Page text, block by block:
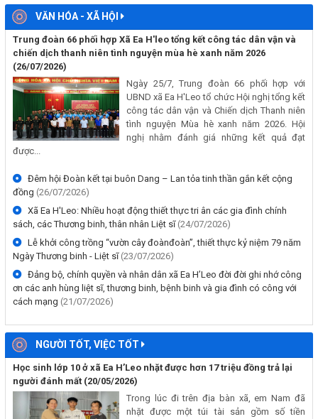
H’Leo
(30/06/2026, 00:00)
THÔNG BÁO Về việc tuyển dụng viên chức sự nghiệp năm 2026
thuộc Sở Y tế
(25/06/2026, 00:00)
THÔNG BÁO Về việc Công khai nguồn gốc, thời điểm sử dụng đất,
tình trạng tranh chấp đất đai của bà Phạm Thị Mừng, trú tại Buôn
Treng, xã Ea H’Leo
VĂN HÓA - XÃ HỘI
Trung đoàn 66 phối hợp Xã Ea H'leo tổng kết công tác dân vận và
chiến dịch thanh niên tình nguyện mùa hè xanh năm 2026
(26/07/2026)
Ngày 25/7, Trung đoàn 66 phối hợp với
UBND xã Ea H'Leo tổ chức Hội nghị tổng kết
công tác dân vận và Chiến dịch Thanh niên
tình nguyện Mùa hè xanh năm 2026. Hội
nghị nhằm đánh giá những kết quả đạt
được...
Đêm hội Đoàn kết tại buôn Dang – Lan tỏa tinh thần gắn kết cộng
đồng
(26/07/2026)
Xã Ea H'Leo: Nhiều hoạt động thiết thực tri ân các gia đình chính
sách, các Thương binh, thân nhân Liệt sĩ (24/07/2026)
Lễ khởi công trồng “vườn cây đoànđoàn”, thiết thực kỷ niệm 79 năm
Ngày Thương binh - Liệt sĩ (23/07/2026)
Đảng bộ, chính quyền và nhân dân xã Ea H’Leo đời đời ghi nhớ công
ơn các anh hùng liệt sĩ, thương binh, bệnh binh và gia đình có công với
cách mạng
(21/07/2026)
NGƯỜI TỐT, VIỆC TỐT
Học sinh lớp 10 ở xã Ea H’Leo nhặt được hơn 17 triệu đồng trả lại
người đánh mất (20/05/2026)
Trong lúc đi trên địa bàn xã, em Nam đã
nhặt được một túi tài sản gồm số tiền